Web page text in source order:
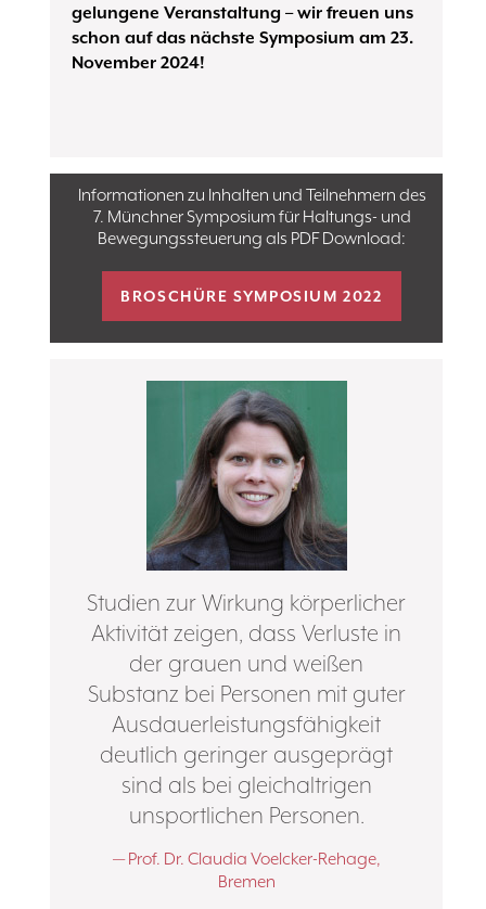
gelungene Veranstaltung – wir freuen uns
schon auf das nächste Symposium am 23.
November 2024!
Informationen zu Inhalten und Teilnehmern des
7. Münchner Symposium für Haltungs- und
Bewegungssteuerung als PDF Download:
BROSCHÜRE SYMPOSIUM 2022
Studien zur Wirkung körperlicher
Aktivität zeigen, dass Verluste in
der grauen und weißen
Substanz bei Personen mit guter
Ausdauerleistungsfähigkeit
deutlich geringer ausgeprägt
sind als bei gleichaltrigen
unsportlichen Personen.
Prof. Dr. Claudia Voelcker-Rehage,
Bremen